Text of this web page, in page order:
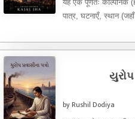
यह एक पूर्णतः
पात्र, घटनाएँ, स्थान
યુરોપ
by Rushil Dodiya